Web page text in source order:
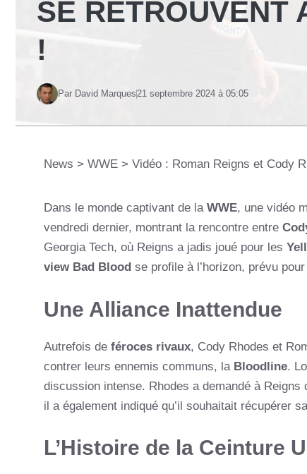
SE RETROUVENT
!
Par David Marques21 septembre 2024 à 05:05
News > WWE > Vidéo : Roman Reigns et Cody
Dans le monde captivant de la WWE, une vidéo
vendredi dernier, montrant la rencontre entre
Georgia Tech, où Reigns a jadis joué pour les
view Bad Blood se profile à l’horizon, prévu
Une Alliance Inattendue
Autrefois de féroces rivaux, Cody Rhodes et
contrer leurs ennemis communs, la Bloodline.
discussion intense. Rhodes a demandé à
il a également indiqué qu’il souhaitait récupérer
L’Histoire de la Ceinture